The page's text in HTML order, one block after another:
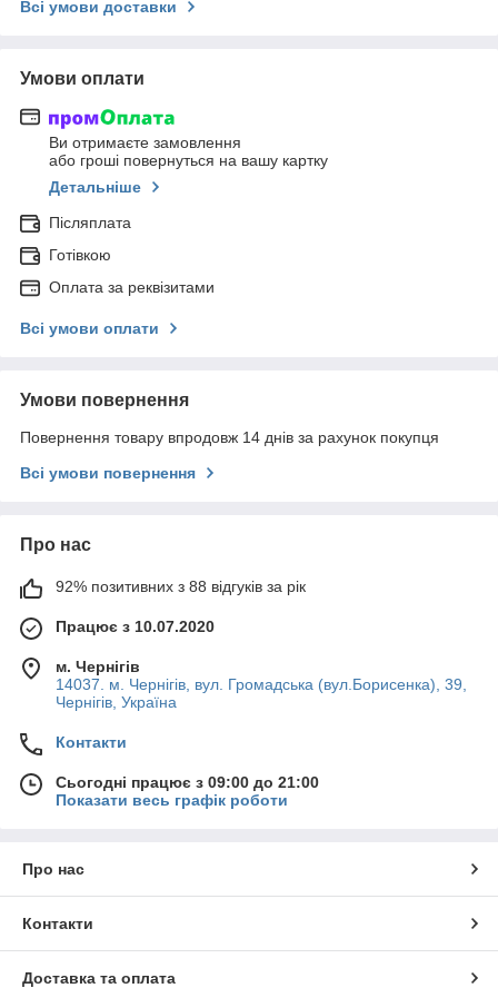
Всі умови доставки
Умови оплати
Ви отримаєте замовлення
або гроші повернуться на вашу картку
Детальніше
Післяплата
Готівкою
Оплата за реквізитами
Всі умови оплати
Умови повернення
Повернення товару впродовж 14 днів за рахунок покупця
Всі умови повернення
Про нас
92% позитивних з 88 відгуків за рік
Працює з 10.07.2020
м. Чернігів
14037. м. Чернігів, вул. Громадська (вул.Борисенка), 39,
Чернігів, Україна
Контакти
Сьогодні працює з 09:00 до 21:00
Показати весь графік роботи
Про нас
Контакти
Доставка та оплата